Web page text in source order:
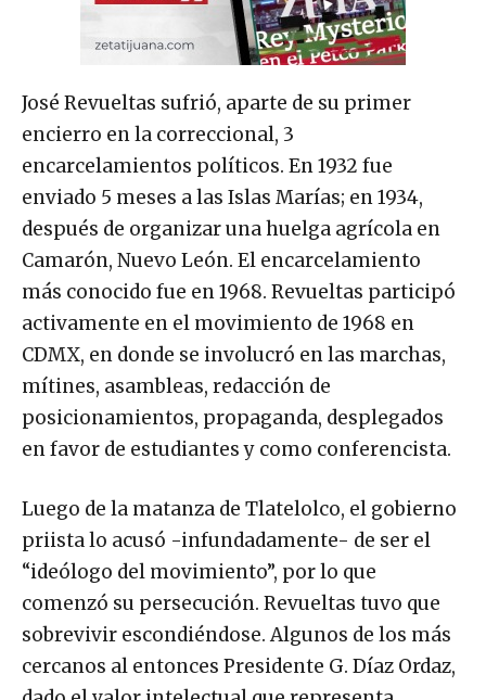
José Revueltas sufrió, aparte de su primer
encierro en la correccional, 3
encarcelamientos políticos. En 1932 fue
enviado 5 meses a las Islas Marías; en 1934,
después de organizar una huelga agrícola en
Camarón, Nuevo León. El encarcelamiento
más conocido fue en 1968. Revueltas participó
activamente en el movimiento de 1968 en
CDMX, en donde se involucró en las marchas,
mítines, asambleas, redacción de
posicionamientos, propaganda, desplegados
en favor de estudiantes y como conferencista.
Luego de la matanza de Tlatelolco, el gobierno
priista lo acusó -infundadamente- de ser el
“ideólogo del movimiento”, por lo que
comenzó su persecución. Revueltas tuvo que
sobrevivir escondiéndose. Algunos de los más
cercanos al entonces Presidente G. Díaz Ordaz,